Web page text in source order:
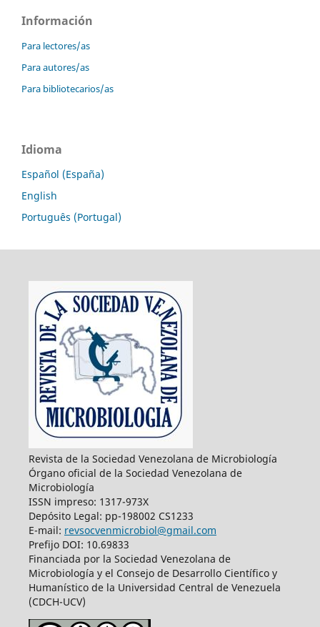
Información
Para lectores/as
Para autores/as
Para bibliotecarios/as
Idioma
Español (España)
English
Português (Portugal)
Revista de la Sociedad Venezolana de Microbiología
Órgano oficial de la Sociedad Venezolana de
Microbiología
ISSN impreso: 1317-973X
Depósito Legal: pp-198002 CS1233
E-mail: revsocvenmicrobiol@gmail.com
Prefijo DOI: 10.69833
Financiada por la Sociedad Venezolana de
Microbiología y el Consejo de Desarrollo Científico y
Humanístico de la Universidad Central de Venezuela
(CDCH-UCV)